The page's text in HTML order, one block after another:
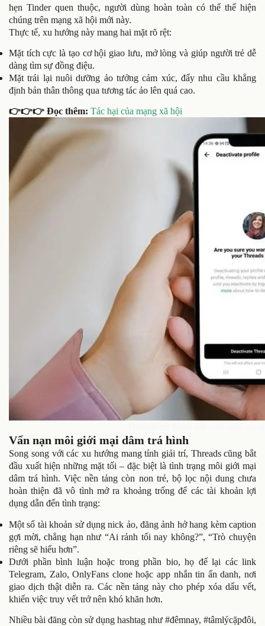
hẹn Tinder quen thuộc, người dùng hoàn toàn có thể thể hiện
chúng trên mạng xã hội mới này.
Thực tế, xu hướng này mang hai mặt rõ rệt:
Mặt tích cực là tạo cơ hội giao lưu, mở lòng và giúp người trẻ dễ
dàng tìm sự đồng điệu.
Mặt trái lại nuôi dưỡng ảo tưởng cảm xúc, đẩy nhu cầu khẳng
định bản thân thông qua tương tác ảo lên quá cao.
👉👉👉 Đọc thêm: Tác hại của mạng xã hội
Vấn nạn môi giới mại dâm trá hình
Song song với các xu hướng mang tính giải trí, Threads cũng bắt
đầu xuất hiện những mặt tối – đặc biệt là tình trạng môi giới mại
dâm trá hình. Việc nền tảng còn non trẻ, bộ lọc nội dung chưa
hoàn thiện đã vô tình mở ra khoảng trống để các tài khoản lợi
dụng dẫn đến tình trạng:
Một số tài khoản sử dụng nick ảo, đăng ảnh hở hang kèm caption
gợi mời, chẳng hạn như “Ai rảnh tối nay không?”, “Trò chuyện
riêng sẽ hiểu hơn”.
Dưới phần bình luận hoặc trong phần bio, họ để lại các link
Telegram, Zalo, OnlyFans clone hoặc app nhắn tin ẩn danh, nơi
giao dịch thật diễn ra. Các nền tảng này cho phép xóa dấu vết,
khiến việc truy vết trở nên khó khăn hơn.
Nhiều bài đăng còn sử dụng hashtag như #đêmnay, #tâmlýcặpđôi,